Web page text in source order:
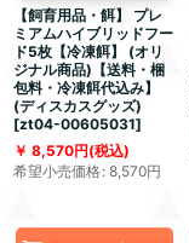
【飼育用品・餌】 プレ
ミアムハイブリッドフー
ド5枚【冷凍餌】 (オリ
ジナル商品)【送料・梱
包料・冷凍餌代込み】
(ディスカスグッズ)
[zt04-00605031]
8,570円(税込)
希望小売価格: 8,570円